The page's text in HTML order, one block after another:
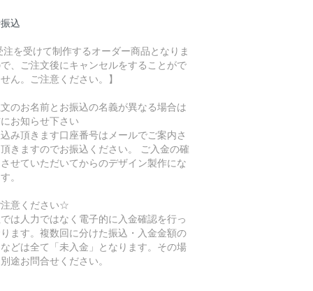
込
注を受けて制作するオーダー商品となりま
、ご注文後にキャンセルをすることがで
ん。ご注意ください。】
のお名前とお振込の名義が異なる場合は
お知らせ下さい
み頂きます口座番号はメールでご案内さ
きますのでお振込ください。 ご入金の確
せていただいてからのデザイン製作にな
。
意ください☆
は人力ではなく電子的に入金確認を行っ
ます。複数回に分けた振込・入金金額の
どは全て「未入金」となります。その場
途お問合せください。